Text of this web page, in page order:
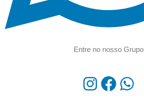
Entre no nosso Grupo